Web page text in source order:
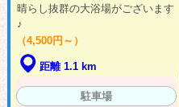
晴らし抜群の大浴場がございます
♪
（4,500円～）
距離 1.1 km
駐車場